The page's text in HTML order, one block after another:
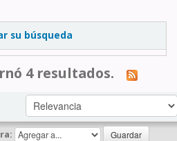
su búsqueda
4 resultados.